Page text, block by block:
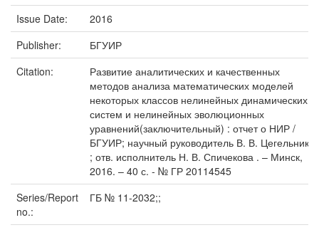
Issue Date:
2016
Publisher:
БГУИР
Citation:
Развитие аналитических и качественных
методов анализа математических моделей
некоторых классов нелинейных динамических
систем и нелинейных эволюционных
уравнений(заключительный) : отчет о НИР /
БГУИР; научный руководитель В. В. Цегельник
; отв. исполнитель Н. В. Спичекова . – Минск,
2016. – 40 с. - № ГР 20114545
Series/Report
no.:
ГБ № 11-2032;;